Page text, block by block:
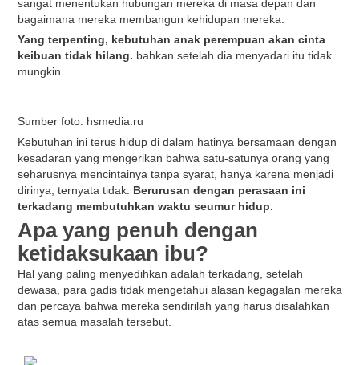
sangat menentukan hubungan mereka di masa depan dan
bagaimana mereka membangun kehidupan mereka.
Yang terpenting, kebutuhan anak perempuan akan cinta
keibuan tidak hilang. bahkan setelah dia menyadari itu tidak
mungkin.
Sumber foto: hsmedia.ru
Kebutuhan ini terus hidup di dalam hatinya bersamaan dengan
kesadaran yang mengerikan bahwa satu-satunya orang yang
seharusnya mencintainya tanpa syarat, hanya karena menjadi
dirinya, ternyata tidak. Berurusan dengan perasaan ini
terkadang membutuhkan waktu seumur hidup.
Apa yang penuh dengan
ketidaksukaan ibu?
Hal yang paling menyedihkan adalah terkadang, setelah
dewasa, para gadis tidak mengetahui alasan kegagalan mereka
dan percaya bahwa mereka sendirilah yang harus disalahkan
atas semua masalah tersebut.